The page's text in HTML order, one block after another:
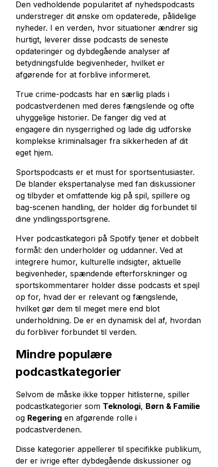
Den vedholdende popularitet af nyhedspodcasts
understreger dit ønske om opdaterede, pålidelige
nyheder. I en verden, hvor situationer ændrer sig
hurtigt, leverer disse podcasts de seneste
opdateringer og dybdegående analyser af
betydningsfulde begivenheder, hvilket er
afgørende for at forblive informeret.
True crime-podcasts har en særlig plads i
podcastverdenen med deres fængslende og ofte
uhyggelige historier. De fanger dig ved at
engagere din nysgerrighed og lade dig udforske
komplekse kriminalsager fra sikkerheden af dit
eget hjem.
Sportspodcasts er et must for sportsentusiaster.
De blander ekspertanalyse med fan diskussioner
og tilbyder et omfattende kig på spil, spillere og
bag-scenen handling, der holder dig forbundet til
dine yndlingssportsgrene.
Hver podcastkategori på Spotify tjener et dobbelt
formål: den underholder og uddanner. Ved at
integrere humor, kulturelle indsigter, aktuelle
begivenheder, spændende efterforskninger og
sportskommentarer holder disse podcasts et spejl
op for, hvad der er relevant og fængslende,
hvilket gør dem til meget mere end blot
underholdning. De er en dynamisk del af, hvordan
du forbliver forbundet til verden.
Mindre populære
podcastkategorier
Selvom de måske ikke topper hitlisterne, spiller
podcastkategorier som Teknologi, Børn & Familie
og Regering en afgørende rolle i
podcastverdenen.
Disse kategorier appellerer til specifikke publikum,
der er ivrige efter dybdegående diskussioner og